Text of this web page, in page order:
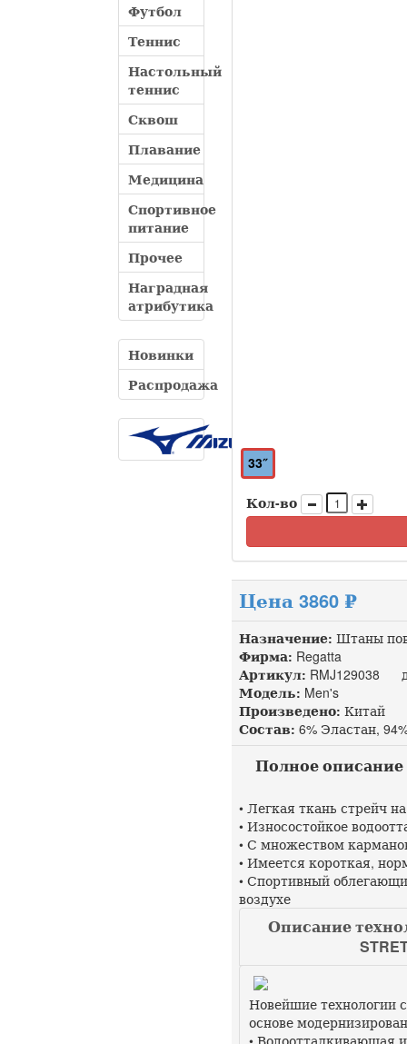
Футбол
Теннис
Настольный
теннис
Сквош
Плавание
Медицина
Спортивное
питание
Прочее
Наградная
атрибутика
Новинки
Распродажа
33″
Кол-во
Цена 3860 ₽
Назначение: Штаны
Фирма: Regatta
Артикул: RMJ129038
Модель: Men's
Произведено: Китай
Состав: 6% Эластан,
Полное описание
• Легкая ткань стрейч
• Износостойкое
• С множеством
• Имеется короткая,
• Спортивный
воздухе
Описание
Новейшие технологии
основе
• Водоотталкивающая